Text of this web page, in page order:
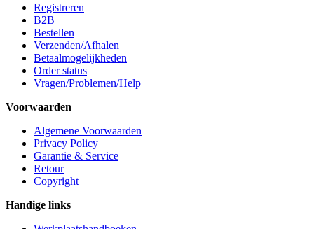
Registreren
B2B
Bestellen
Verzenden/Afhalen
Betaalmogelijkheden
Order status
Vragen/Problemen/Help
Voorwaarden
Algemene Voorwaarden
Privacy Policy
Garantie & Service
Retour
Copyright
Handige links